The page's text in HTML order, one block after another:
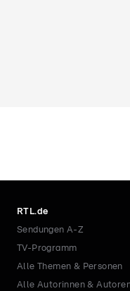
RTL.de
Sendungen A-Z
TV-Programm
Alle Themen & Personen
Alle Autorinnen &